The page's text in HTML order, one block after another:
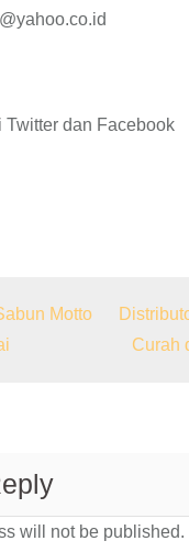
Twitter dan Facebook
Motto
Curah
will not be published.